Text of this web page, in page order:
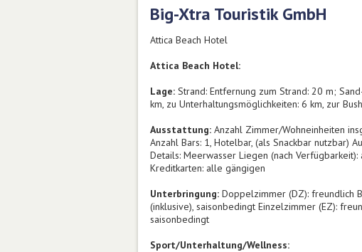
Big-Xtra Touristik GmbH
Attica Beach Hotel
Attica Beach Hotel:
Lage: Strand: Entfernung zum Strand: 20 m;
km, zu Unterhaltungsmöglichkeiten: 6 km, zur
Ausstattung: Anzahl Zimmer/Wohneinheiten
Anzahl Bars: 1, Hotelbar, (als Snackbar nutzbar)
Details: Meerwasser Liegen (nach
Kreditkarten: alle gängigen
Unterbringung: Doppelzimmer (DZ): freundlich
(inklusive), saisonbedingt Einzelzimmer (EZ):
saisonbedingt
Sport/Unterhaltung/Wellness: